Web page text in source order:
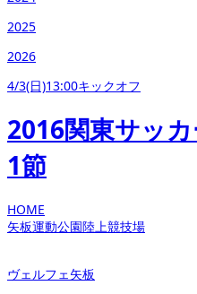
2025
2026
4/3(日)13:00キックオフ
2016関東サッ
1節
HOME
矢板運動公園陸上競技場
ヴェルフェ矢板